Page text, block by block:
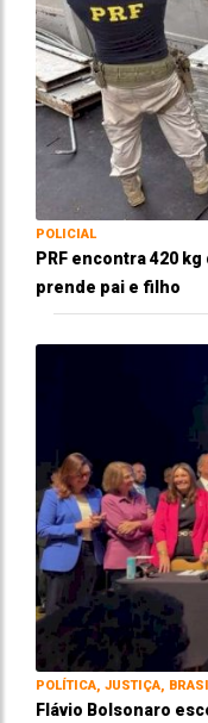
POLICIAL
PRF encontra 420
prende pai e filho
POLÍTICA, JUSTIÇA,
Flávio Bolsonaro